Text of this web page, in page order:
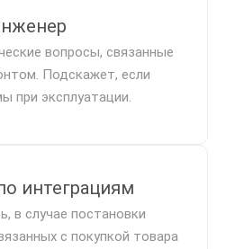
вопросы, связанные
Подскажет, если
при эксплуатации.
интеграциям
в случае постановки
с покупкой товара